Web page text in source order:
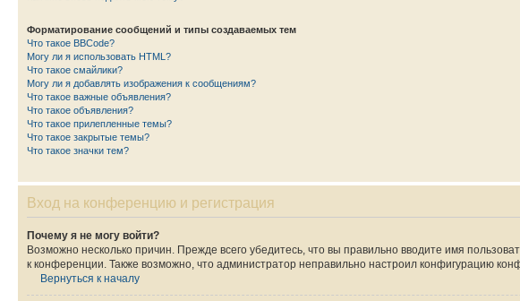
Форматирование сообщений и типы создаваемых тем
Что такое BBCode?
Могу ли я использовать HTML?
Что такое смайлики?
Могу ли я добавлять изображения к сообщениям?
Что такое важные объявления?
Что такое объявления?
Что такое прилепленные темы?
Что такое закрытые темы?
Что такое значки тем?
Вход на конференцию и регистрация
Почему я не могу войти?
Возможно несколько причин. Прежде всего убедитесь, что вы правильно вводите имя
к конференции. Также возможно, что администратор неправильно настроил конфигурацию
Вернуться к началу